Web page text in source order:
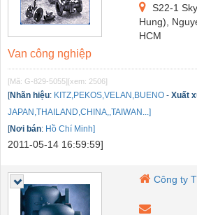
S22-1
Hung),
HCM
Van công nghiệp
[Mã: G-829-5055][xem: 2506]
[Nhãn hiệu: KITZ,PEKOS,VELAN,BUENO - Xuất
JAPAN,THAILAND,CHINA,,TAIWAN...]
[Nơi bán: Hồ Chí Minh]
2011-05-14 16:59:59]
Công ty